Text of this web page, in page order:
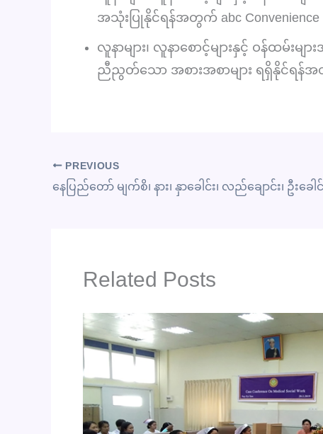
အသုံးပြုနိုင်ရန်အတွက် abc Convenience
လူနာများ၊ လူနာစောင့်များနှင့် ဝန်ထမ်
ညီညွတ်သော အစားအစာများ ရရှိနိုင်ရန်အ
PREVIOUS
Related Posts